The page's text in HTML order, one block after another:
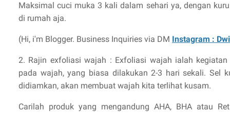
Maksimal cuci muka 3 kali dalam sehari ya, dengan
di rumah aja.
(Hi, i'm Blogger. Business Inquiries via DM Instagram :
2. Rajin exfoliasi wajah : Exfoliasi wajah ialah
pada wajah, yang biasa dilakukan 2-3 hari sekali. Sel
didiamkan, akan membuat wajah kita terlihat kusam.
Carilah produk yang mengandung AHA, BHA atau